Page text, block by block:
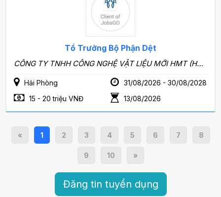
Tổ Trưởng Bộ Phận Dệt
CÔNG TY TNHH CÔNG NGHỆ VẬT LIỆU MỚI HMT (HẢI PHÒNG)
Hải Phòng
31/08/2026 - 30/08/2028
15 - 20 triệu VNĐ
13/08/2026
« 1 2 3 4 5 6 7 8
9 10 »
Đăng tin tuyển dụng